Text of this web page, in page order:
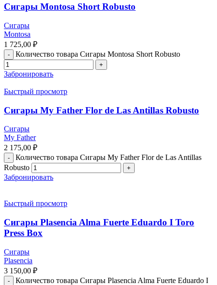
Сигары Montosa Short Robusto
Сигары
Montosa
1 725,00 ₽
Количество товара Сигары Montosa Short Robusto
Забронировать
Быстрый просмотр
Сигары My Father Flor de Las Antillas Robusto
Сигары
My Father
2 175,00 ₽
Количество товара Сигары My Father Flor de Las Antillas
Robusto
Забронировать
Быстрый просмотр
Сигары Plasencia Alma Fuerte Eduardo I Toro
Press Box
Сигары
Plasencia
3 150,00 ₽
Количество товара Сигары Plasencia Alma Fuerte Eduardo I